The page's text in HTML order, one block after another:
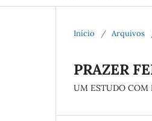
Início / Arquivos
PRAZER
UM ESTUDO COM